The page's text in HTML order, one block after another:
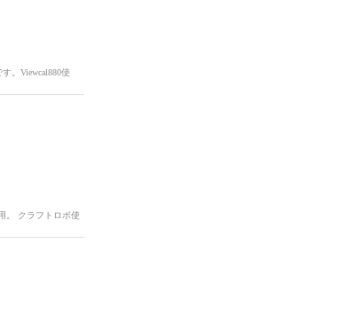
。Viewcal880使
。 クラフトロボ使